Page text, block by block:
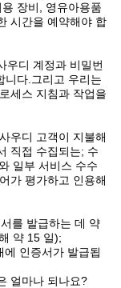
장비, 영유아용품
시간을 예약해야 합
우디 계정과 비밀번
니다.그리고 우리는
세스 지침과 작업을
우디 고객이 지불해
직접 수집되는; 수
일부 서비스 수수
가 평가하고 인용해
를 발급하는 데 약
약 15 일);
인증서가 발급됩
얼마나 되나요?